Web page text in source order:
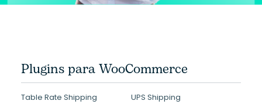
Plugins para WooCommerce
Table Rate Shipping
UPS Shipping